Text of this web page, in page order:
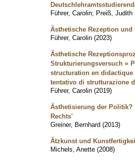
Führer, Carolin; Preiß, Judith
Ästhetische Rezeption
Führer, Carolin (2023)
Ästhetische
Strukturierungsversuch =
structuration en
tentativo di strutturazione
Führer, Carolin (2019)
Ästhetisierung der Politik?
Rechts'
Greiner, Bernhard (2013)
Ätzkunst und
Michels, Anette (2008)